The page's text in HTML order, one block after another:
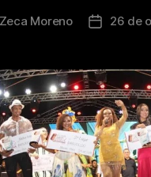
Zeca Moreno 26 de